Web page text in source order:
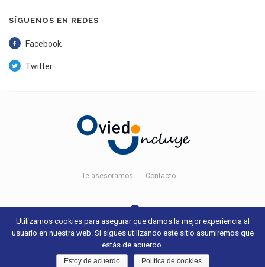
SÍGUENOS EN REDES
Facebook
Twitter
Te asesoramos Contacto
© 2018 Oviedo Incluye - Aviso legal y condiciones de uso- Sitio web
desarrollado por+QueGusto S.C.
Utilizamos cookies para asegurar que damos la mejor experiencia al
usuario en nuestra web. Si sigues utilizando este sitio asumiremos que
estás de acuerdo.
Estoy de acuerdo Política de cookies